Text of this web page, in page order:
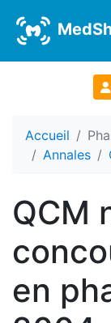
Accueil
Annales
QCM
en